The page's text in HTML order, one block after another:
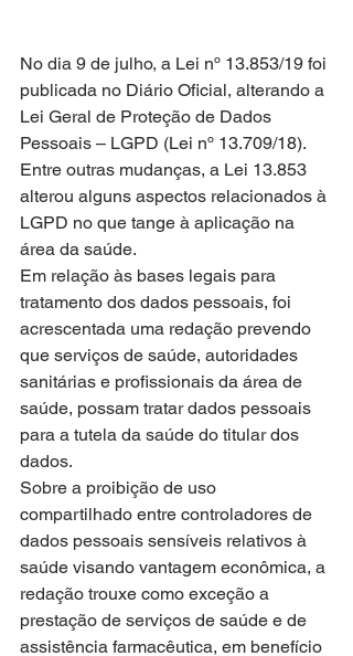
No dia 9 de julho, a Lei nº 13.853/19 foi
publicada no Diário Oficial, alterando a
Lei Geral de Proteção de Dados
Pessoais – LGPD (Lei nº 13.709/18).
Entre outras mudanças, a Lei 13.853
alterou alguns aspectos relacionados à
LGPD no que tange à aplicação na
área da saúde.
Em relação às bases legais para
tratamento dos dados pessoais, foi
acrescentada uma redação prevendo
que serviços de saúde, autoridades
sanitárias e profissionais da área de
saúde, possam tratar dados pessoais
para a tutela da saúde do titular dos
dados.
Sobre a proibição de uso
compartilhado entre controladores de
dados pessoais sensíveis relativos à
saúde visando vantagem econômica, a
redação trouxe como exceção a
prestação de serviços de saúde e de
assistência farmacêutica, em benefício